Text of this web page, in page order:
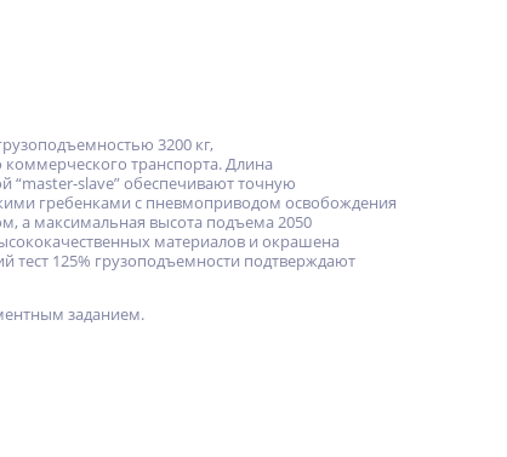
3200 кг,
транспорта. Длина
“master-slave” обеспечивают точную
гребенками с пневмоприводом освобождения
а максимальная высота подъема 2050
материалов и окрашена
тест 125% грузоподъемности подтверждают
заданием.